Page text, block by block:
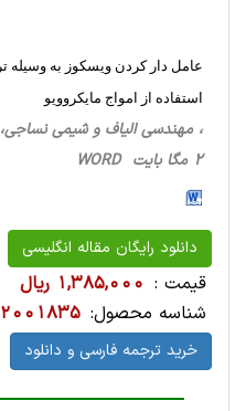
استفاده از امواج مایکروویو
2 مگا بایت WORD
دانلود رایگان مقاله انگلیسی
قیمت : 1,385,000 ریال
شناسه محصول: 2001835
خرید ترجمه فارسی و دانلود